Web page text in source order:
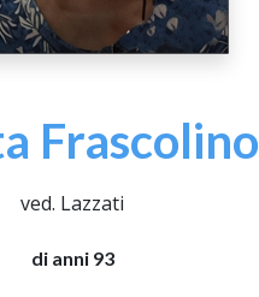
Frascolino
ved. Lazzati
di anni 93